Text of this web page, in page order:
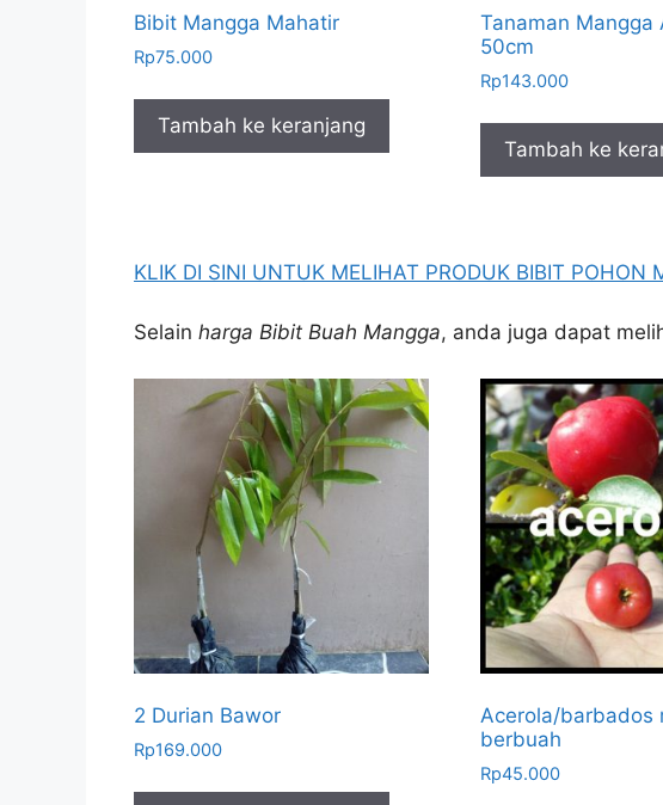
Bibit Mangga Mahatir
Rp75.000
Tambah ke keranjang
Tanaman Mangga
50cm
Rp143.000
Tambah ke
KLIK DI SINI UNTUK MELIHAT PRODUK BIBIT POHON
Selain harga Bibit Buah Mangga, anda juga dapat
2 Durian Bawor
Rp169.000
Acerola/barbados
berbuah
Rp45.000